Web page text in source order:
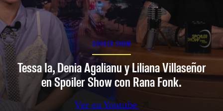
SPOILER SHOW
Tessa Ia, Denia Agalianu y Liliana Villaseñor
en Spoiler Show con Rana Fonk.
Ver en Youtube